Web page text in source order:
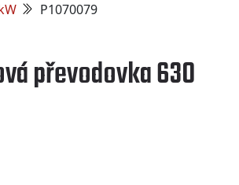
P1070079
převodovka 630